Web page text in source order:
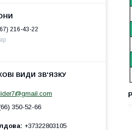
216-43-22
350-52-66
+37322803105